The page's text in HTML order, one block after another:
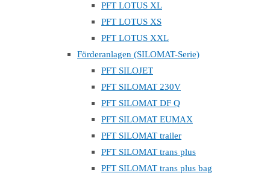
PFT LOTUS XL
PFT LOTUS XS
PFT LOTUS XXL
Förderanlagen (SILOMAT-Serie)
PFT SILOJET
PFT SILOMAT 230V
PFT SILOMAT DF Q
PFT SILOMAT EUMAX
PFT SILOMAT trailer
PFT SILOMAT trans plus
PFT SILOMAT trans plus bag